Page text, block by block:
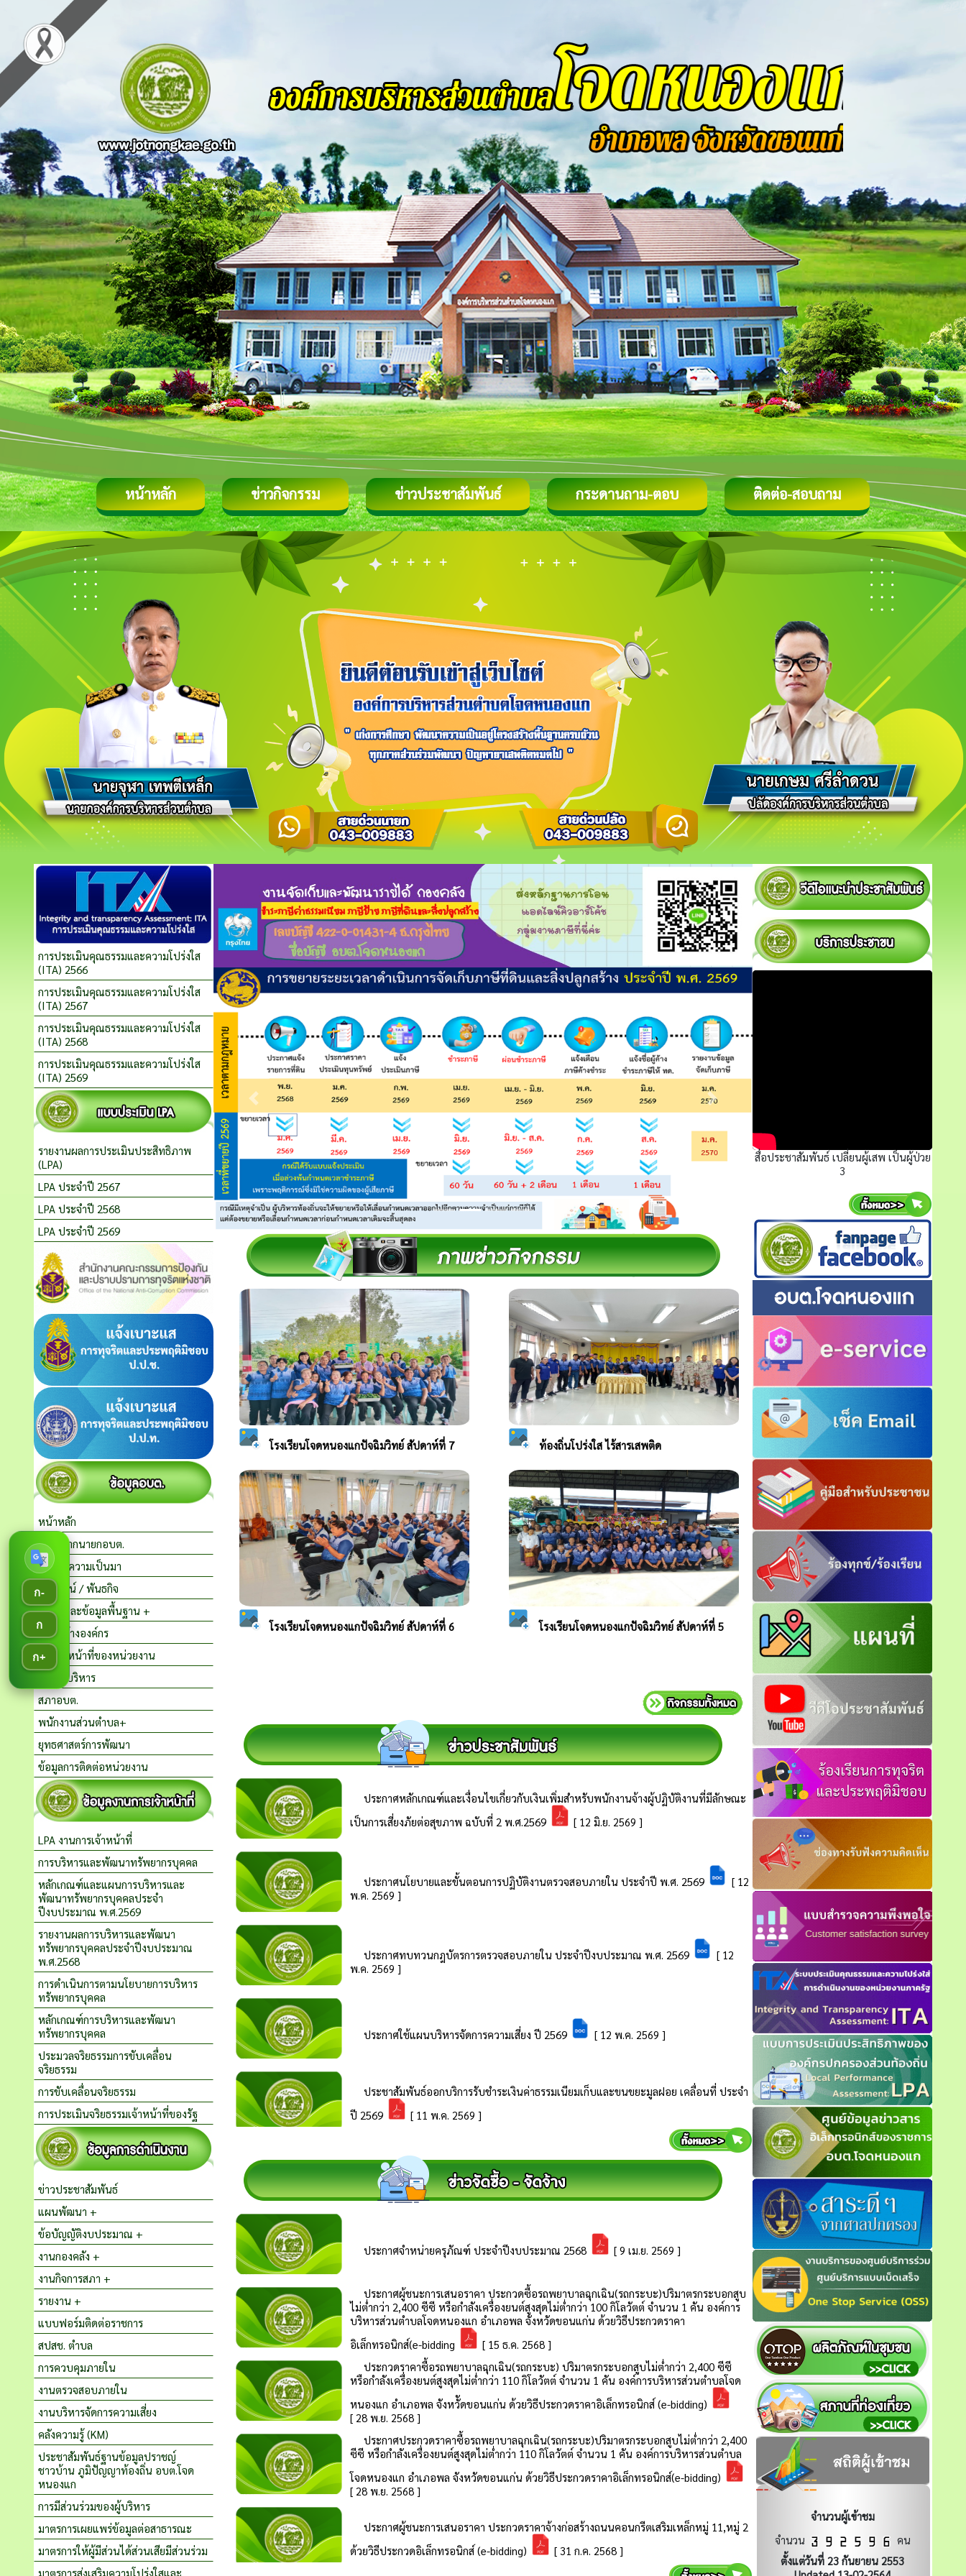
หน้าหลัก ข่าวกิจกรรม ข่าวประชาสัมพันธ์ กระดานถาม-ตอบ ติดต่อ-สอบถาม
การประเมินคุณธรรมและความโปร่งใส
(ITA) 2566
การประเมินคุณธรรมและความโปร่งใส
(ITA) 2567
การประเมินคุณธรรมและความโปร่งใส
(ITA) 2568
การประเมินคุณธรรมและความโปร่งใส
(ITA) 2569
รายงานผลการประเมินประสิทธิภาพ
(LPA)
LPA ประจำปี 2567
LPA ประจำปี 2568
LPA ประจำปี 2569
หน้าหลัก
สาส์นจากนายกอบต.
ประวัติความเป็นมา
วิสัยทัศน์ / พันธกิจ
สภาพและข้อมูลพื้นฐาน +
โครงสร้างองค์กร
อำนาจหน้าที่ของหน่วยงาน
คณะผู้บริหาร
สภาอบต.
พนักงานส่วนตำบล+
ยุทธศาสตร์การพัฒนา
ข้อมูลการติดต่อหน่วยงาน
LPA งานการเจ้าหน้าที่
การบริหารและพัฒนาทรัพยากรบุคคล
หลักเกณฑ์และแผนการบริหารและ
พัฒนาทรัพยากรบุคคลประจำ
ปีงบประมาณ พ.ศ.2569
รายงานผลการบริหารและพัฒนา
ทรัพยากรบุคคลประจำปีงบประมาณ
พ.ศ.2568
การดำเนินการตามนโยบายการบริหาร
ทรัพยากรบุคคล
หลักเกณฑ์การบริหารและพัฒนา
ทรัพยากรบุคคล
ประมวลจริยธรรมการขับเคลื่อน
จริยธรรม
การขับเคลื่อนจริยธรรม
การประเมินจริยธรรมเจ้าหน้าที่ของรัฐ
ข่าวประชาสัมพันธ์
แผนพัฒนา +
ข้อบัญญัติงบประมาณ +
งานกองคลัง +
งานกิจการสภา +
รายงาน +
แบบฟอร์มติดต่อราชการ
สปสช. ตำบล
การควบคุมภายใน
งานตรวจสอบภายใน
งานบริหารจัดการความเสี่ยง
คลังความรู้ (KM)
ประชาสัมพันธ์ฐานข้อมูลปราชญ์
ชาวบ้าน ภูมิปัญญาท้องถิ่น อบต.โจด
หนองแก
การมีส่วนร่วมของผู้บริหาร
มาตรการเผยแพร่ข้อมูลต่อสาธารณะ
มาตรการให้ผู้มีส่วนได้ส่วนเสียมีส่วนร่วม
มาตรการส่งเสริมความโปร่งใสและ
สื่อประชาสัมพันธ์ เปลี่ยนผู้เสพ เป็นผู้ป่วย
3
จำนวนผู้เข้าชม
จำนวน
คน
ตั้งแต่วันที่ 23 กันยายน 2553
ก-
ก
ก+